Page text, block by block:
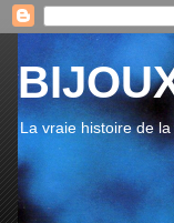
La vraie histoire de